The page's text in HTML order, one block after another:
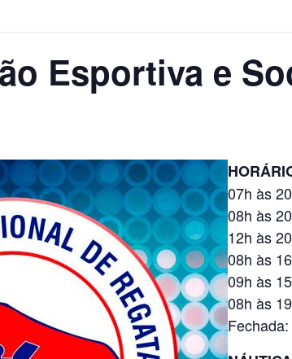
Esportiva e
07h às
08h às
12h às
08h às
09h às
08h às